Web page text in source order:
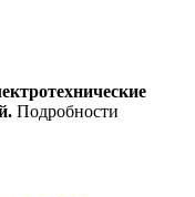
Подробности